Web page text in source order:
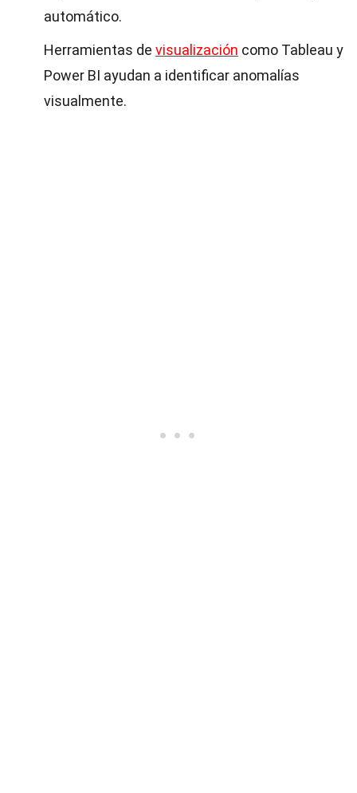
automático.
Herramientas de visualización como Tableau y
Power BI ayudan a identificar anomalías
visualmente.